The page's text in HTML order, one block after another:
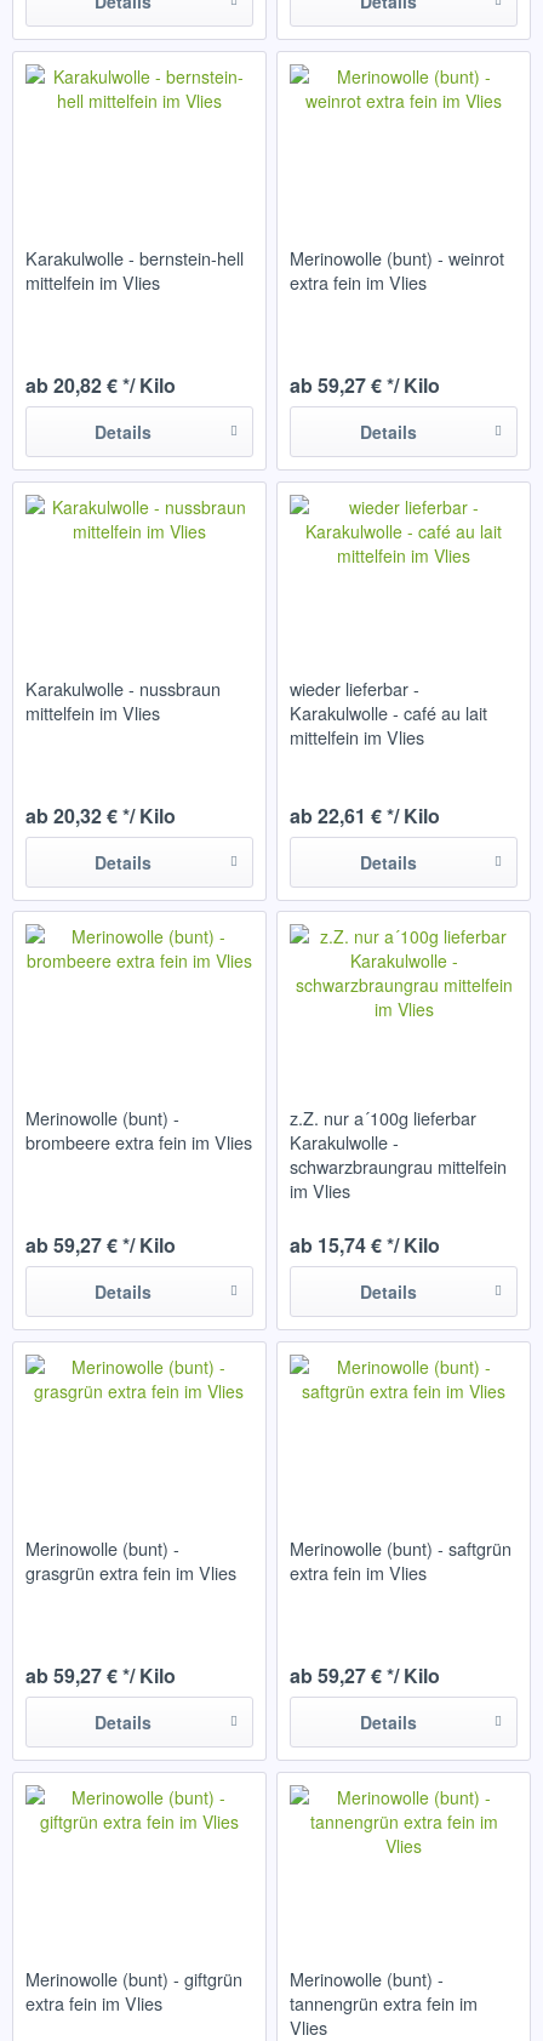
Karakulwolle - bernstein-hell
mittelfein im Vlies
ab 20,82 € */ Kilo
Details
Merinowolle (bunt) - weinrot
extra fein im Vlies
ab 59,27 € */ Kilo
Details
Karakulwolle - nussbraun
mittelfein im Vlies
ab 20,32 € */ Kilo
Details
wieder lieferbar -
Karakulwolle - café au lait
mittelfein im Vlies
ab 22,61 € */ Kilo
Details
Merinowolle (bunt) -
brombeere extra fein im Vlies
ab 59,27 € */ Kilo
Details
z.Z. nur a´100g lieferbar
Karakulwolle -
schwarzbraungrau mittelfein
im Vlies
ab 15,74 € */ Kilo
Details
Merinowolle (bunt) -
grasgrün extra fein im Vlies
ab 59,27 € */ Kilo
Details
Merinowolle (bunt) - saftgrün
extra fein im Vlies
ab 59,27 € */ Kilo
Details
Merinowolle (bunt) - giftgrün
extra fein im Vlies
Merinowolle (bunt) -
tannengrün extra fein im
Vlies